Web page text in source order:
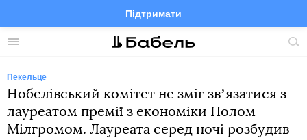
Меню
Підтримати
FacebookTelegramTwitter
Пекельце
Нобелівський комітет не зміг звʼязатися з
лауреатом премії з економіки Полом
Мілгромом. Лауреата серед ночі розбудив